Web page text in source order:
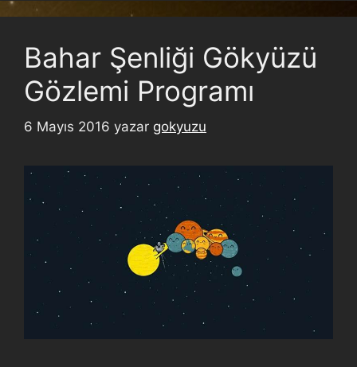
Bahar Şenliği Gökyüzü
Gözlemi Programı
6 Mayıs 2016 yazar gokyuzu